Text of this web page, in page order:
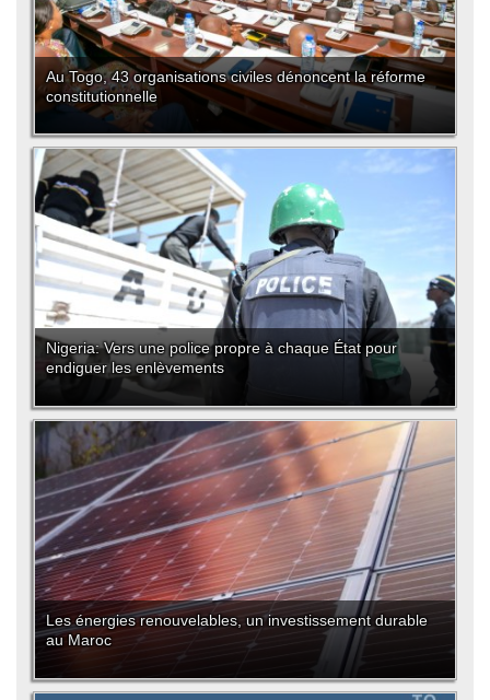
Au Togo, 43 organisations civiles dénoncent la réforme
constitutionnelle
Nigeria: Vers une police propre à chaque État pour
endiguer les enlèvements
Les énergies renouvelables, un investissement durable
au Maroc